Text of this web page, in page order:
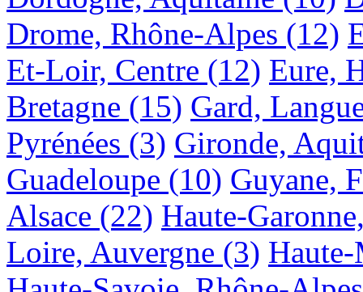
Drome, Rhône-Alpes (12)
Et-Loir, Centre (12) Eure,
Bretagne (15) Gard,
Pyrénées (3) Gironde,
Guadeloupe (10) Guyane,
Alsace (22) Haute-
Loire, Auvergne (3) Haute-